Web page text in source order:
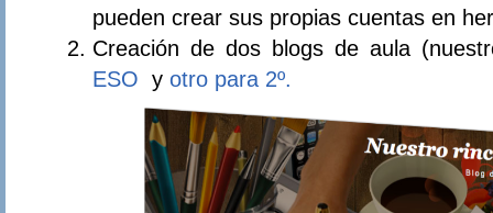
pueden crear sus propias cuentas en
Creación de dos blogs de aula
ESO y otro para 2º.